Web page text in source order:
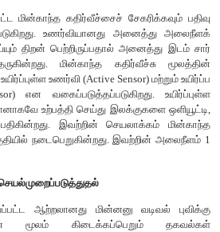
அமையும் உட்கிரகிப்பு
மூலக்கூறுகளின் மூலம்